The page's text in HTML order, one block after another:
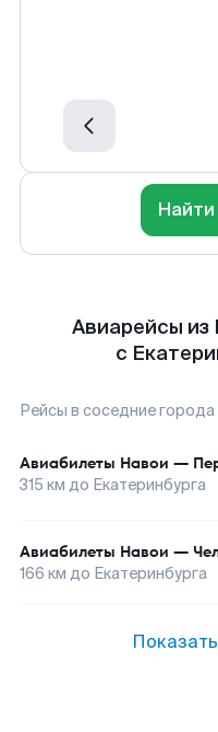
Авиарейсы
с
Рейсы в соседние города
Авиабилеты Навои —
315 км до Екатеринбурга
Авиабилеты Навои —
166 км до Екатеринбурга